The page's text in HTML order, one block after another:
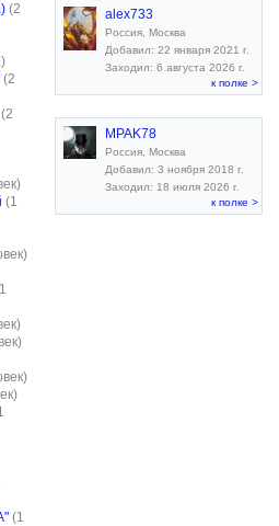
(2
(2
(2
(1
(1
alex733
Россия, Москва
Добавил: 22 января 2021 г.
Заходил: 6 августа 2026 г.
к полке >
MPAK78
Россия, Москва
Добавил: 3 ноября 2018 г.
Заходил: 18 июля 2026 г.
к полке >